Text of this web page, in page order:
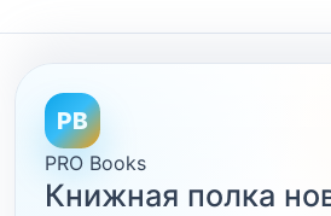
PB
PRO Books
Книжная полка